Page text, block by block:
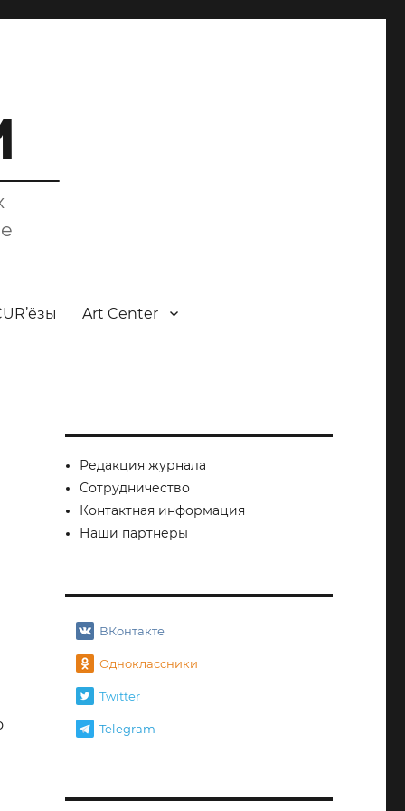
Art Center
Редакция журнала
Сотрудничество
Контактная информация
Наши партнеры
ВКонтакте
Одноклассники
Twitter
Telegram